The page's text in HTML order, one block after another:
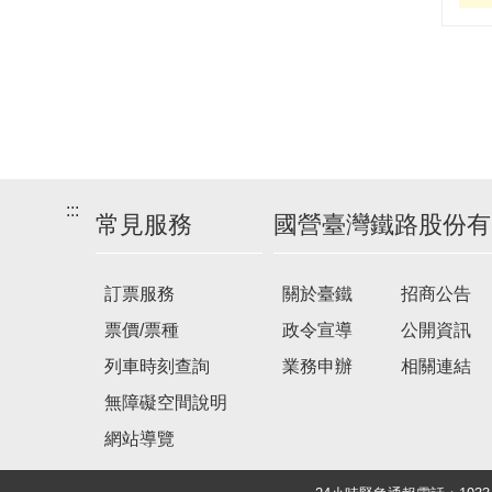
:::
常見服務
訂票服務
票價/票種
列車時刻查詢
無障礙空間說明
網站導覽
國營臺灣鐵路股份
關於臺鐵
政令宣導
業務申辦
招商公告
公開資訊
相關連結